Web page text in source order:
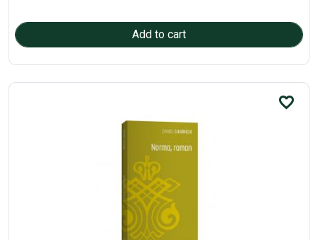
favorite_border